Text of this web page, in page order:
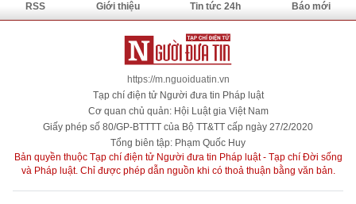
RSS Giới thiệu Tin tức 24h Báo mới
https://m.nguoiduatin.vn
Tạp chí điện tử Người đưa tin Pháp luật
Cơ quan chủ quản: Hội Luật gia Việt Nam
Giấy phép số 80/GP-BTTTT của Bộ TT&TT cấp ngày 27/2/2020
Tổng biên tập: Phạm Quốc Huy
Bản quyền thuộc Tạp chí điện tử Người đưa tin Pháp luật - Tạp chí Đời sống
và Pháp luật. Chỉ được phép dẫn nguồn khi có thoả thuận bằng văn bản.